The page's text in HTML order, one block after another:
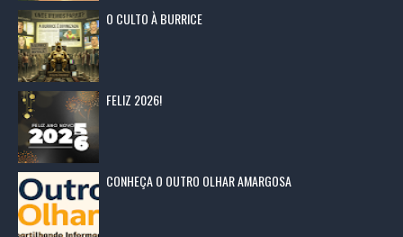
O CULTO À BURRICE
FELIZ 2026!
CONHEÇA O OUTRO OLHAR AMARGOSA